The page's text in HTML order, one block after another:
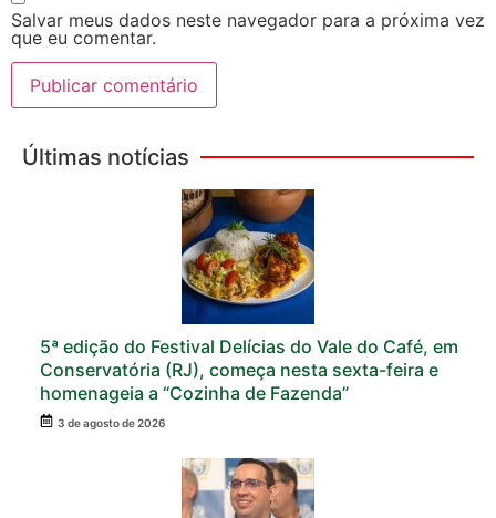
Salvar meus dados neste navegador para a próxima vez
que eu comentar.
Últimas notícias
5ª edição do Festival Delícias do Vale do Café, em
Conservatória (RJ), começa nesta sexta-feira e
homenageia a “Cozinha de Fazenda”
3 de agosto de 2026